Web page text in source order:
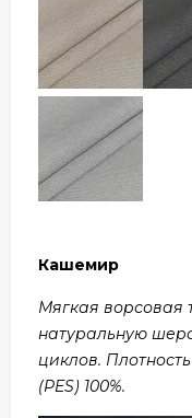
Кашемир
Мягкая ворсовая
натуральную
циклов.
(PES) 100%.